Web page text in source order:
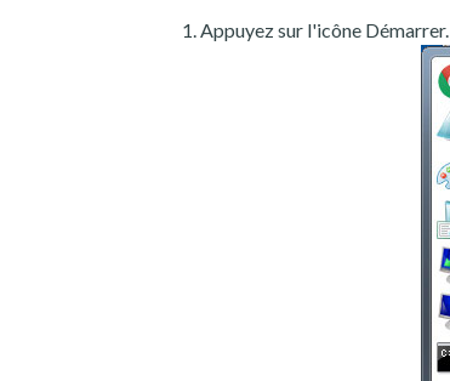
Appuyez sur l'icône Démarrer.